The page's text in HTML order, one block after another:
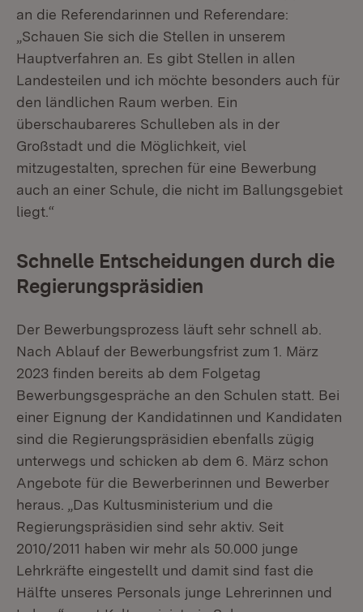
an die Referendarinnen und Referendare:
„Schauen Sie sich die Stellen in unserem
Hauptverfahren an. Es gibt Stellen in allen
Landesteilen und ich möchte besonders auch für
den ländlichen Raum werben. Ein
überschaubareres Schulleben als in der
Großstadt und die Möglichkeit, viel
mitzugestalten, sprechen für eine Bewerbung
auch an einer Schule, die nicht im Ballungsgebiet
liegt.“
Schnelle Entscheidungen durch die
Regierungspräsidien
Der Bewerbungsprozess läuft sehr schnell ab.
Nach Ablauf der Bewerbungsfrist zum 1. März
2023 finden bereits ab dem Folgetag
Bewerbungsgespräche an den Schulen statt. Bei
einer Eignung der Kandidatinnen und Kandidaten
sind die Regierungspräsidien ebenfalls zügig
unterwegs und schicken ab dem 6. März schon
Angebote für die Bewerberinnen und Bewerber
heraus. „Das Kultusministerium und die
Regierungspräsidien sind sehr aktiv. Seit
2010/2011 haben wir mehr als 50.000 junge
Lehrkräfte eingestellt und damit sind fast die
Hälfte unseres Personals junge Lehrerinnen und